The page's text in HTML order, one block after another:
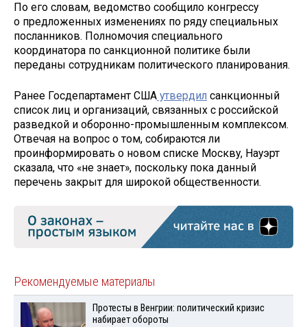
По его словам, ведомство сообщило конгрессу
о предложенных изменениях по ряду специальных
посланников. Полномочия специального
координатора по санкционной политике были
переданы сотрудникам политического планирования.
Ранее Госдепартамент США утвердил санкционный
список лиц и организаций, связанных с российской
разведкой и оборонно-промышленным комплексом.
Отвечая на вопрос о том, собираются ли
проинформировать о новом списке Москву, Науэрт
сказала, что «не знает», поскольку пока данный
перечень закрыт для широкой общественности.
Рекомендуемые материалы
Протесты в Венгрии: политический кризис
набирает обороты